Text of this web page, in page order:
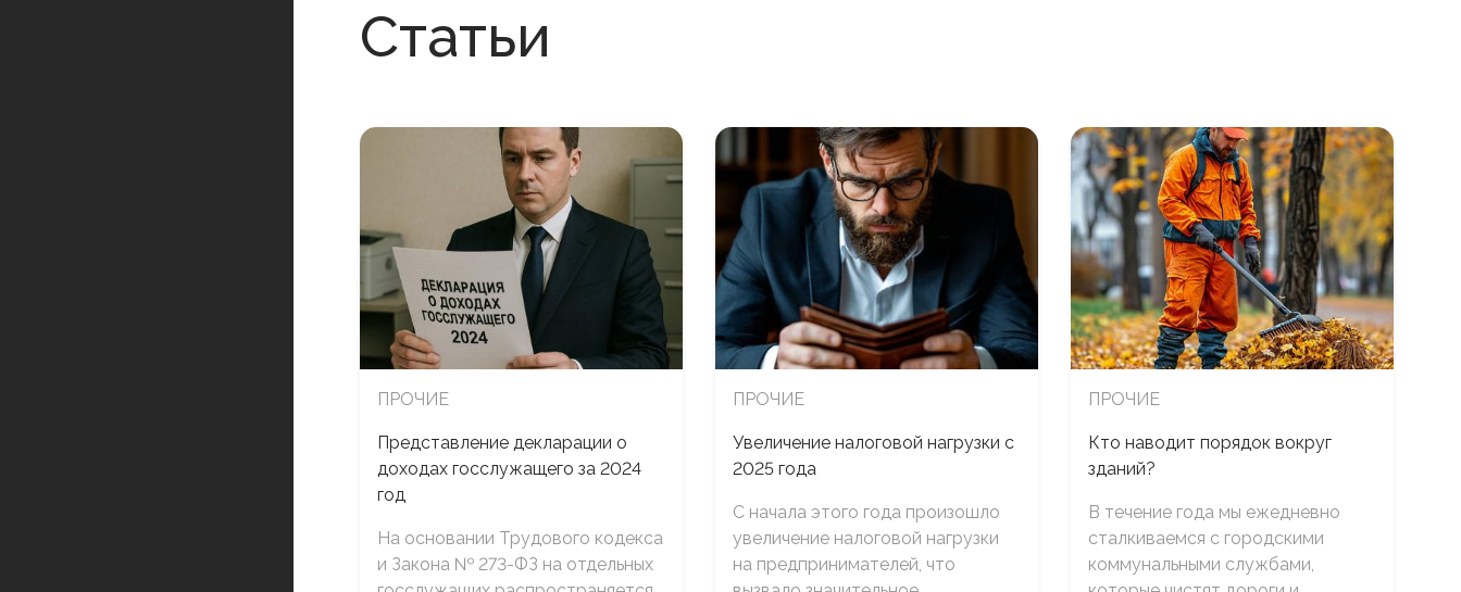
Статьи
ПРОЧИЕ
Представление декларации о
доходах госслужащего за 2024
год
На основании Трудового кодекса
и Закона № 273-ФЗ на отдельных
ПРОЧИЕ
Увеличение налоговой нагрузки с
2025 года
С начала этого года произошло
увеличение налоговой нагрузки
на предпринимателей, что
ПРОЧИЕ
Кто наводит порядок вокруг
зданий?
В течение года мы ежедневно
сталкиваемся с городскими
коммунальными службами,